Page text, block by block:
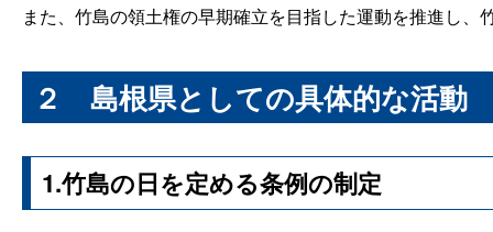
また、竹島の領土権の早期確立を目指した運動を推進し
２ 島根県としての具体的な活動
1.竹島の日を定める条例の制定